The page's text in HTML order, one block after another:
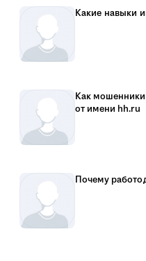
Какие навыки
Как
от имени hh.ru
Почему